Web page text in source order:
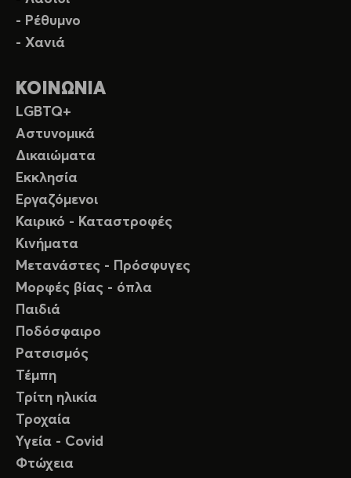
- Ρέθυμνο
- Χανιά
ΚΟΙΝΩΝΙΑ
LGBTQ+
Αστυνομικά
Δικαιώματα
Εκκλησία
Εργαζόμενοι
Καιρικό - Καταστροφές
Κινήματα
Μετανάστες - Πρόσφυγες
Μορφές βίας - όπλα
Παιδιά
Ποδόσφαιρο
Ρατσισμός
Τέμπη
Τρίτη ηλικία
Τροχαία
Υγεία - Covid
Φτώχεια